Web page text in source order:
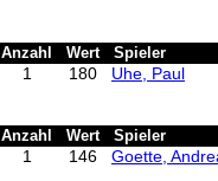
Anzahl Wert Spieler
1 180 Uhe, Paul
Anzahl Wert Spieler
1 146 Goette,